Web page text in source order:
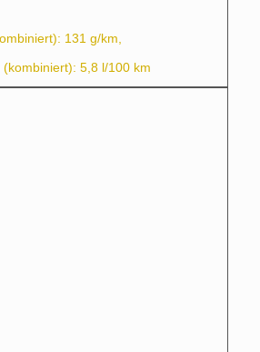
131 g/km,
5,8 l/100 km